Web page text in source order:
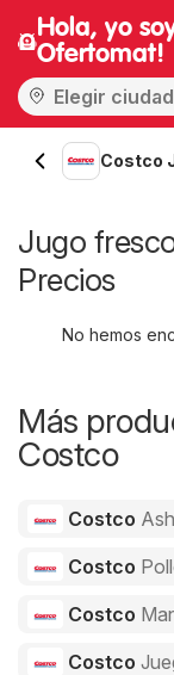
Hola, yo
Ofertomat!
Costco
Jugo
Precios
No hemos
Más
Costco
Costco
Costco
Costco
Costco